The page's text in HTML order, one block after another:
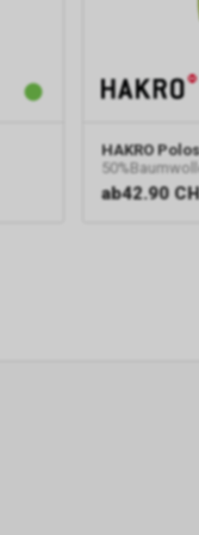
HAKRO
ab42.90